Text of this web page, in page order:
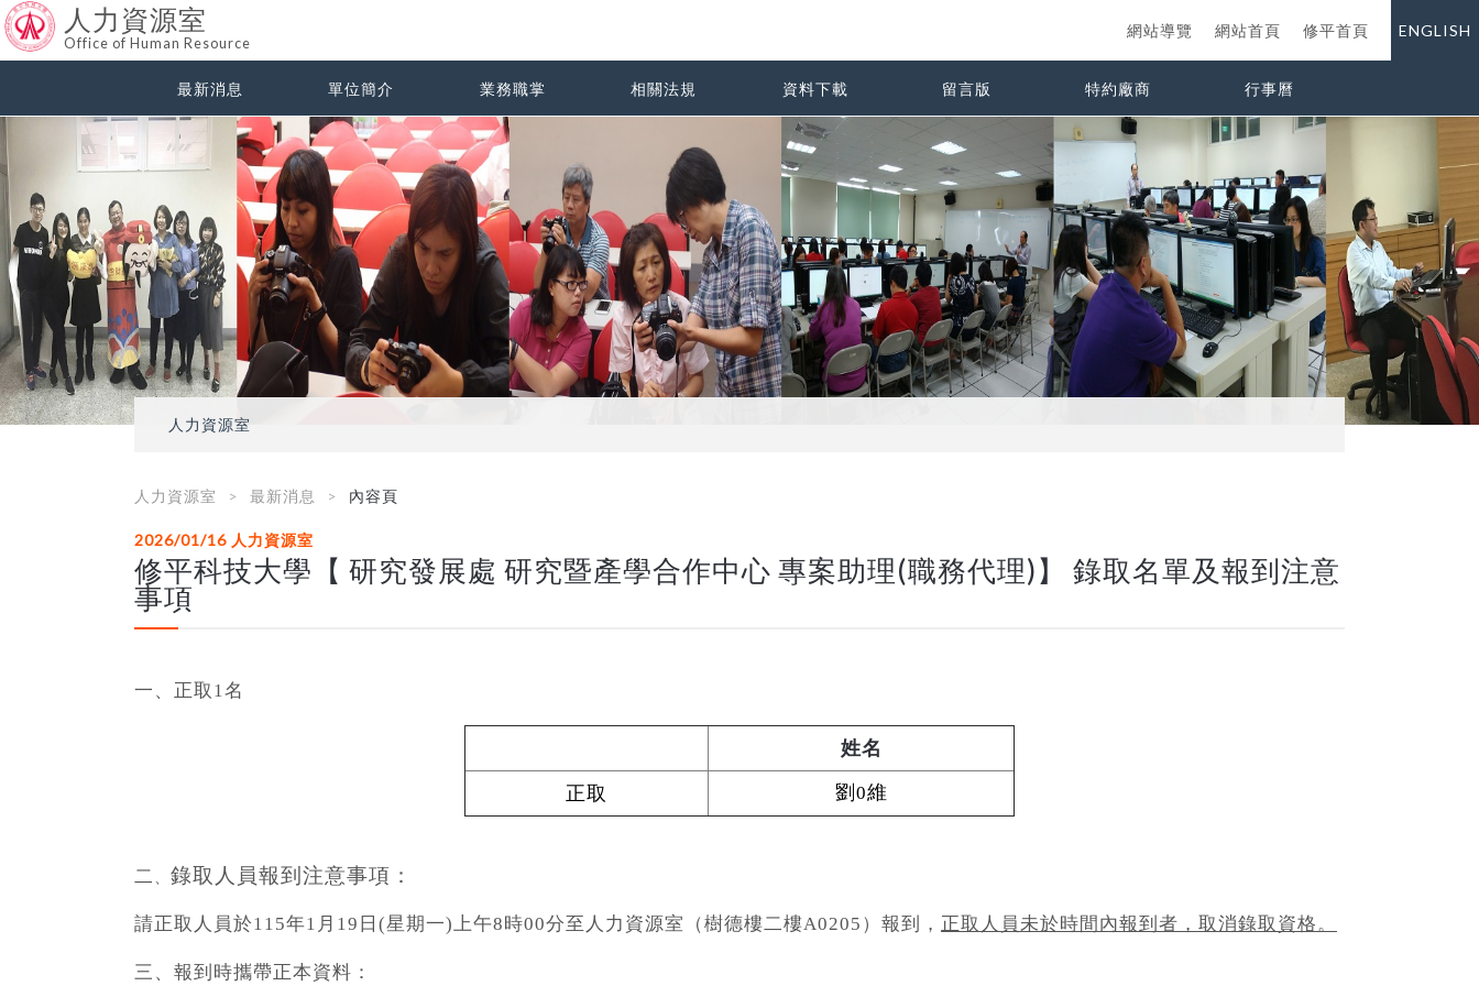
人力資源室
Office of Human Resource
網站導覽 網站首頁 修平首頁 ENGLISH
最新消息 單位簡介 業務職掌 相關法規 資料下載 留言版 特約廠商 行事曆
人力資源室
人力資源室 最新消息 內容頁
2026/01/16 人力資源室
修平科技大學【 研究發展處 研究暨產學合作中心 專案助理(職務代理)】 錄取名單及報到注意
事項
一、正取 1名
姓名
正取 劉 0維
二 、 錄取人員報到注意事項：
請正取人員於115年1月19日(星期一)上午8時00分至人力資源室（樹德樓二樓A0205 ）報到， 正取人員未於時間內報到者，取消錄取資格。
三、報到時攜帶正本資料：